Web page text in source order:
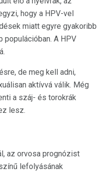
hogy a HPV-vel
miatt egyre gyakoribb
populációban. A HPV
de meg kell adni,
aktívvá válik. Még
a száj- és torokrák
lesz.
az orvosa prognózist
lefolyásának